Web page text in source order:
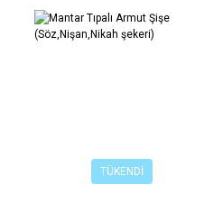
TÜKENDİ